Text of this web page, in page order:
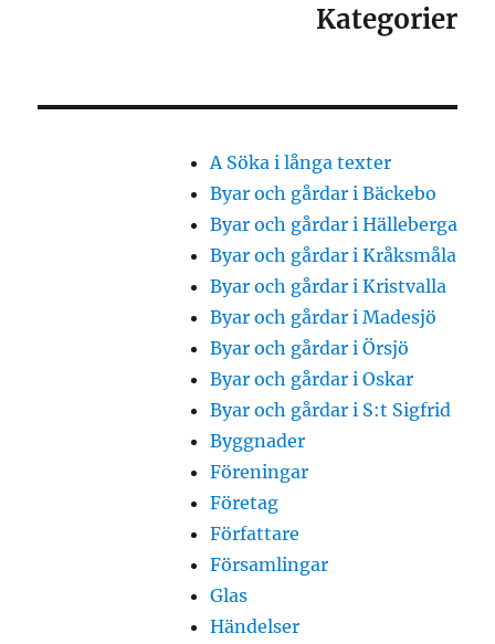
Kategorier
A Söka i långa texter
Byar och gårdar i Bäckebo
Byar och gårdar i Hälleberga
Byar och gårdar i Kråksmåla
Byar och gårdar i Kristvalla
Byar och gårdar i Madesjö
Byar och gårdar i Örsjö
Byar och gårdar i Oskar
Byar och gårdar i S:t Sigfrid
Byggnader
Föreningar
Företag
Författare
Församlingar
Glas
Händelser